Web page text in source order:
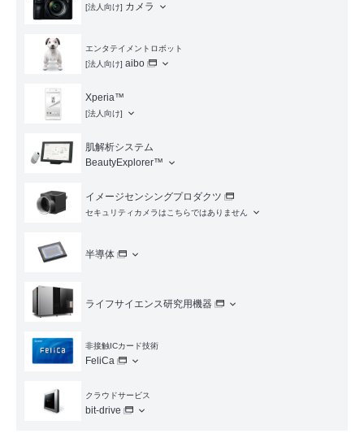
[法人向け] カメラ
エンタテイメントロボット
[法人向け] aibo
Xperia™
[法人向け]
肌解析システム
BeautyExplorer™
イメージセンシングプロダクツ
セキュリティカメラはこちらではありません
半導体
ライフサイエンス研究用機器
非接触ICカード技術
FeliCa
クラウドサービス
bit-drive